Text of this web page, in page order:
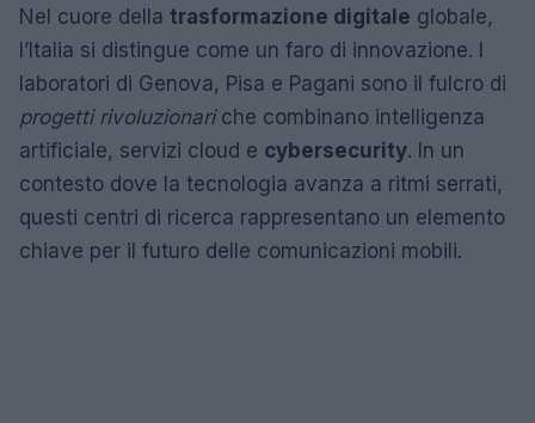
Nel cuore della trasformazione digitale globale,
l’Italia si distingue come un faro di innovazione. I
laboratori di Genova, Pisa e Pagani sono il fulcro di
progetti rivoluzionariche combinano intelligenza
artificiale, servizi cloud e cybersecurity. In un
contesto dove la tecnologia avanza a ritmi serrati,
questi centri di ricerca rappresentano un elemento
chiave per il futuro delle comunicazioni mobili.